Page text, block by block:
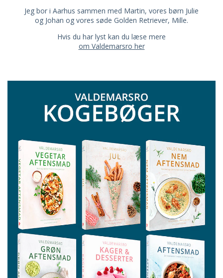
Jeg bor i Aarhus sammen med Martin, vores børn Julie
og Johan og vores søde Golden Retriever, Mille.
Hvis du har lyst kan du læse mere
om Valdemarsro her